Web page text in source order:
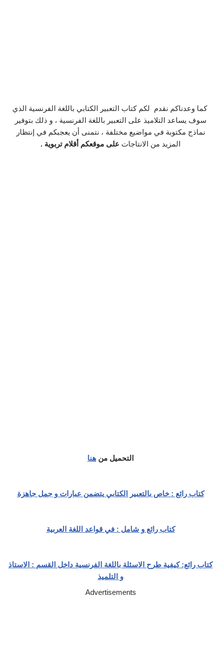
كما وعدناكم نقدم لكم كتاب التعبير الكتابي باللغة الفرنسية الذي
سوف يساعد التلاميذ على التعبير باللغة الفرنسية ، و ذلك بتوفير
نماذج مكتوبة في مواضيع مختلفة ، نتمنى أن يعجبكم في إنتظار
المزيد من الانتاجات على موقعكم أقلام تربوية .
التحميل من هنا
كتاب رائع : خاص بالتعبير الكتابي يتضمن عبارات و جمل جاهزة
كتاب رائع و شامل : في قواعد اللغة العربية
كتاب رائع: كيفية طرح الاسئلة باللغة الفرنسية داخل القسم : الاستاذ
و التلميذ
Advertisements